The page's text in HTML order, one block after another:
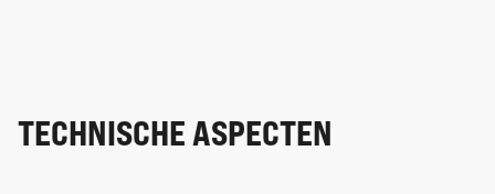
TECHNISCHE ASPECTEN